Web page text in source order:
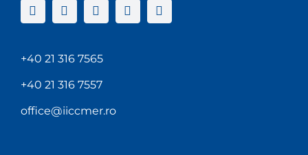
+40 21 316 7565
+40 21 316 7557
office@iiccmer.ro